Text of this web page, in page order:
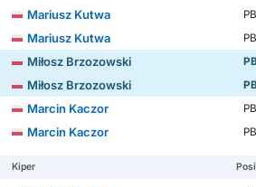
Mariusz Kutwa
PB
Mariusz Kutwa
PB
Miłosz Brzozowski
Miłosz Brzozowski
Marcin Kaczor
PB
Marcin Kaczor
PB
Kiper